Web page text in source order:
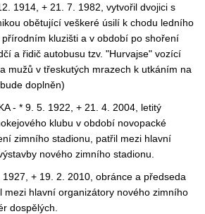
1914, + 21. 7. 1982, vytvořil dvojici s
obětující veškeré úsilí k chodu ledního
kluzišti a v období po shoření
a řidič autobusu tzv. "Hurvajse" vozící
mužů v třeskutých mrazech k utkáním na
doplněn)
- * 9. 5. 1922, + 21. 4. 2004, letitý
klubu v období novopacké
zimního stadionu, patřil mezi hlavní
nového zimního stadionu.
+ 19. 2. 2010, obránce a předseda
mezi hlavní organizátory nového zimního
dospělých.